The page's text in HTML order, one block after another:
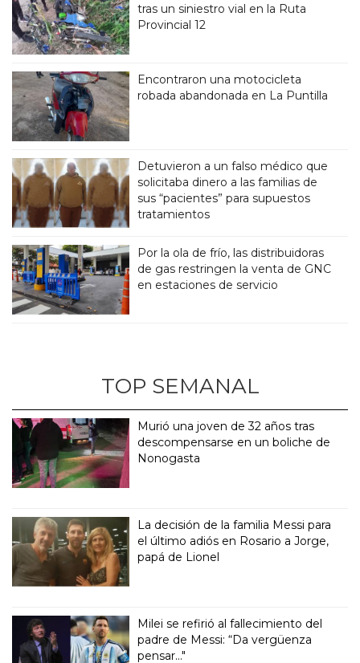
tras un siniestro vial en la Ruta
Provincial 12
Encontraron una motocicleta
robada abandonada en La Puntilla
Detuvieron a un falso médico que
solicitaba dinero a las familias de
sus “pacientes” para supuestos
tratamientos
Por la ola de frío, las distribuidoras
de gas restringen la venta de GNC
en estaciones de servicio
TOP SEMANAL
Murió una joven de 32 años tras
descompensarse en un boliche de
Nonogasta
La decisión de la familia Messi para
el último adiós en Rosario a Jorge,
papá de Lionel
Milei se refirió al fallecimiento del
padre de Messi: “Da vergüenza
pensar..."